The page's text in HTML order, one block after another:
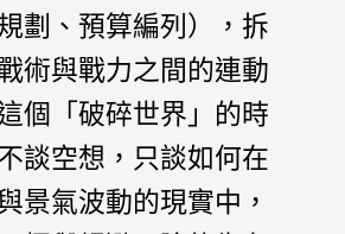
劃、預算編列），拆
術與戰力之間的連動
個「破碎世界」的時
談空想，只談如何在
景氣波動的現實中，